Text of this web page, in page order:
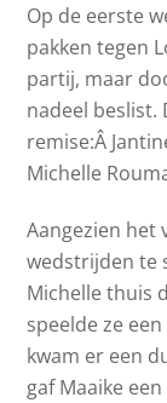
Op de eerste
pakken tegen
partij, maar
nadeel beslist.
remise:Â
Michelle
Aangezien het
wedstrijden te
Michelle thuis
speelde ze
kwam er een
gaf Maaike